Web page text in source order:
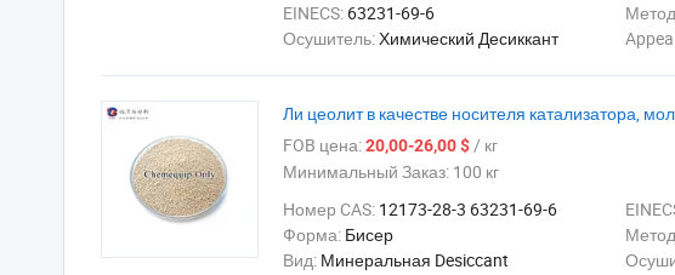
EINECS: 63231-69-6
Осушитель:Химический Десиккант
Ли цеолит в качестве носителя катализатора,
FOB цена:20,00-26,00 $/ кг
Минимальный Заказ: 100 кг
Номер CAS: 12173-28-3 63231-69-6
Форма: Бисер
Вид: Минеральная Desiccant